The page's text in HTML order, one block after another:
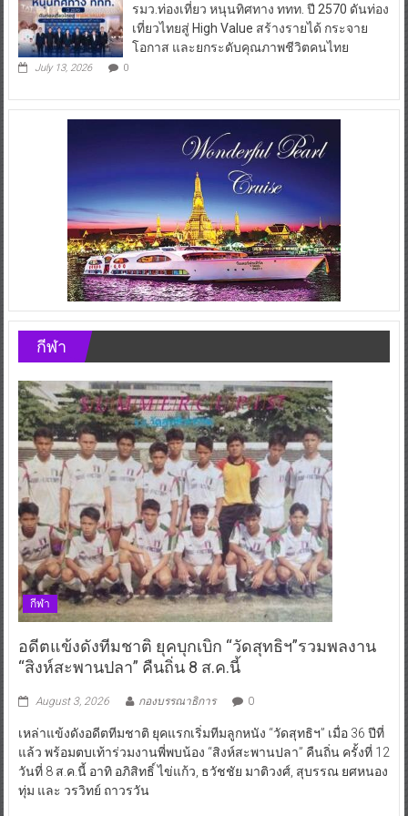
รมว.ท่องเที่ยว หนุนทิศทาง ททท. ปี 2570 ดันท่อง
เที่ยวไทยสู่ High Value สร้างรายได้ กระจาย
โอกาส และยกระดับคุณภาพชีวิตคนไทย
July 13, 2026 0
กีฬา
กีฬา
อดีตแข้งดังทีมชาติ ยุคบุกเบิก “วัดสุทธิฯ”รวมพลงาน
“สิงห์สะพานปลา” คืนถิ่น 8 ส.ค.นี้
August 3, 2026 กองบรรณาธิการ 0
เหล่าแข้งดังอดีตทีมชาติ ยุคแรกเริ่มทีมลูกหนัง “วัดสุทธิฯ” เมื่อ 36 ปีที่
แล้ว พร้อมตบเท้าร่วมงานพี่พบน้อง “สิงห์สะพานปลา” คืนถิ่น ครั้งที่ 12
วันที่ 8 ส.ค.นี้ อาทิ อภิสิทธิ์ ไข่แก้ว, ธวัชชัย มาติวงศ์, สุบรรณ ยศหนอง
ทุ่ม และ วรวิทย์ ถาวรวัน